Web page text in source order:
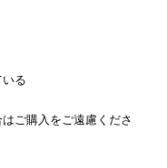
る
ご購入をご遠慮くださ